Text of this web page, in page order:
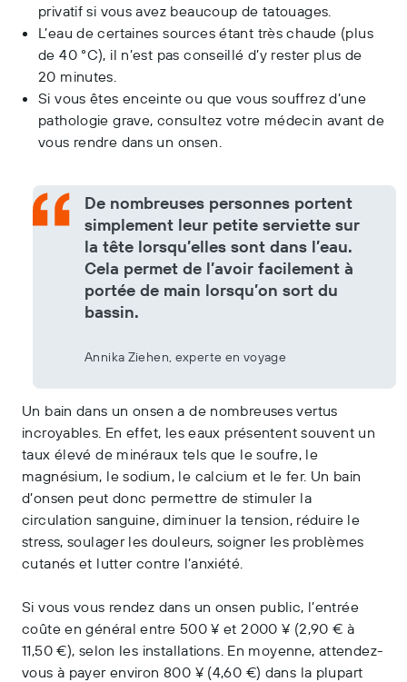
privatif si vous avez beaucoup de tatouages.
L’eau de certaines sources étant très chaude (plus
de 40 °C), il n’est pas conseillé d’y rester plus de
20 minutes.
Si vous êtes enceinte ou que vous souffrez d’une
pathologie grave, consultez votre médecin avant de
vous rendre dans un onsen.
De nombreuses personnes portent
simplement leur petite serviette sur
la tête lorsqu’elles sont dans l’eau.
Cela permet de l’avoir facilement à
portée de main lorsqu’on sort du
bassin.
Annika Ziehen, experte en voyage
Un bain dans un onsen a de nombreuses vertus
incroyables. En effet, les eaux présentent souvent un
taux élevé de minéraux tels que le soufre, le
magnésium, le sodium, le calcium et le fer. Un bain
d’onsen peut donc permettre de stimuler la
circulation sanguine, diminuer la tension, réduire le
stress, soulager les douleurs, soigner les problèmes
cutanés et lutter contre l’anxiété.
Si vous vous rendez dans un onsen public, l’entrée
coûte en général entre 500 ¥ et 2000 ¥ (2,90 € à
11,50 €), selon les installations. En moyenne, attendez-
vous à payer environ 800 ¥ (4,60 €) dans la plupart